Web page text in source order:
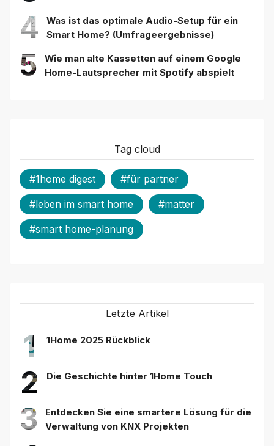
4
Was ist das optimale Audio-Setup für ein
Smart Home? (Umfrageergebnisse)
5
Wie man alte Kassetten auf einem Google
Home-Lautsprecher mit Spotify abspielt
Tag cloud
#1home digest #für partner
#leben im smart home #matter
#smart home-planung
Letzte Artikel
1 1Home 2025 Rückblick
2 Die Geschichte hinter 1Home Touch
3
Entdecken Sie eine smartere Lösung für die
Verwaltung von KNX Projekten